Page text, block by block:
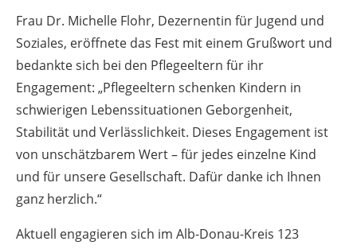
Frau Dr. Michelle Flohr, Dezernentin für Jugend und
Soziales, eröffnete das Fest mit einem Grußwort und
bedankte sich bei den Pflegeeltern für ihr
Engagement: „Pflegeeltern schenken Kindern in
schwierigen Lebenssituationen Geborgenheit,
Stabilität und Verlässlichkeit. Dieses Engagement ist
von unschätzbarem Wert – für jedes einzelne Kind
und für unsere Gesellschaft. Dafür danke ich Ihnen
ganz herzlich.“
Aktuell engagieren sich im Alb-Donau-Kreis 123